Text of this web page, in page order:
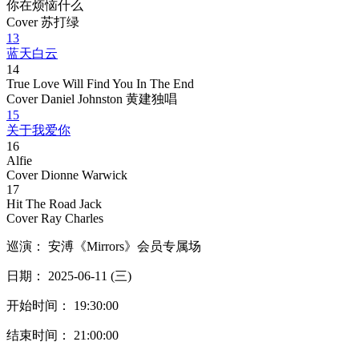
你在烦恼什么
Cover 苏打绿
13
蓝天白云
14
True Love Will Find You In The End
Cover Daniel Johnston 黄建独唱
15
关于我爱你
16
Alfie
Cover Dionne Warwick
17
Hit The Road Jack
Cover Ray Charles
巡演： 安溥《Mirrors》会员专属场
日期： 2025-06-11 (三)
开始时间： 19:30:00
结束时间： 21:00:00